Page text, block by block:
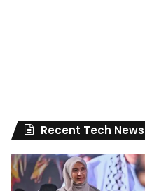
Recent Tech News